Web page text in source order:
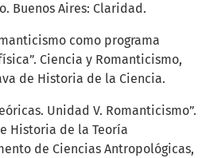
Buenos Aires: Claridad.
como programa
Ciencia y Romanticismo,
de Historia de la Ciencia.
Unidad V. Romanticismo”.
Historia de la Teoría
de Ciencias Antropológicas,